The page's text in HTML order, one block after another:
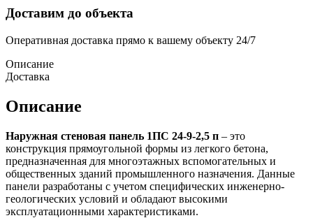
Доставим до объекта
Оперативная доставка прямо к вашему объекту 24/7
Описание
Доставка
Описание
Наружная стеновая панель 1ПС 24-9-2,5 п – это
конструкция прямоугольной формы из легкого бетона,
предназначенная для многоэтажных вспомогательных и
общественных зданий промышленного назначения. Данные
панели разработаны с учетом специфических инженерно-
геологических условий и обладают высокими
эксплуатационными характеристиками.